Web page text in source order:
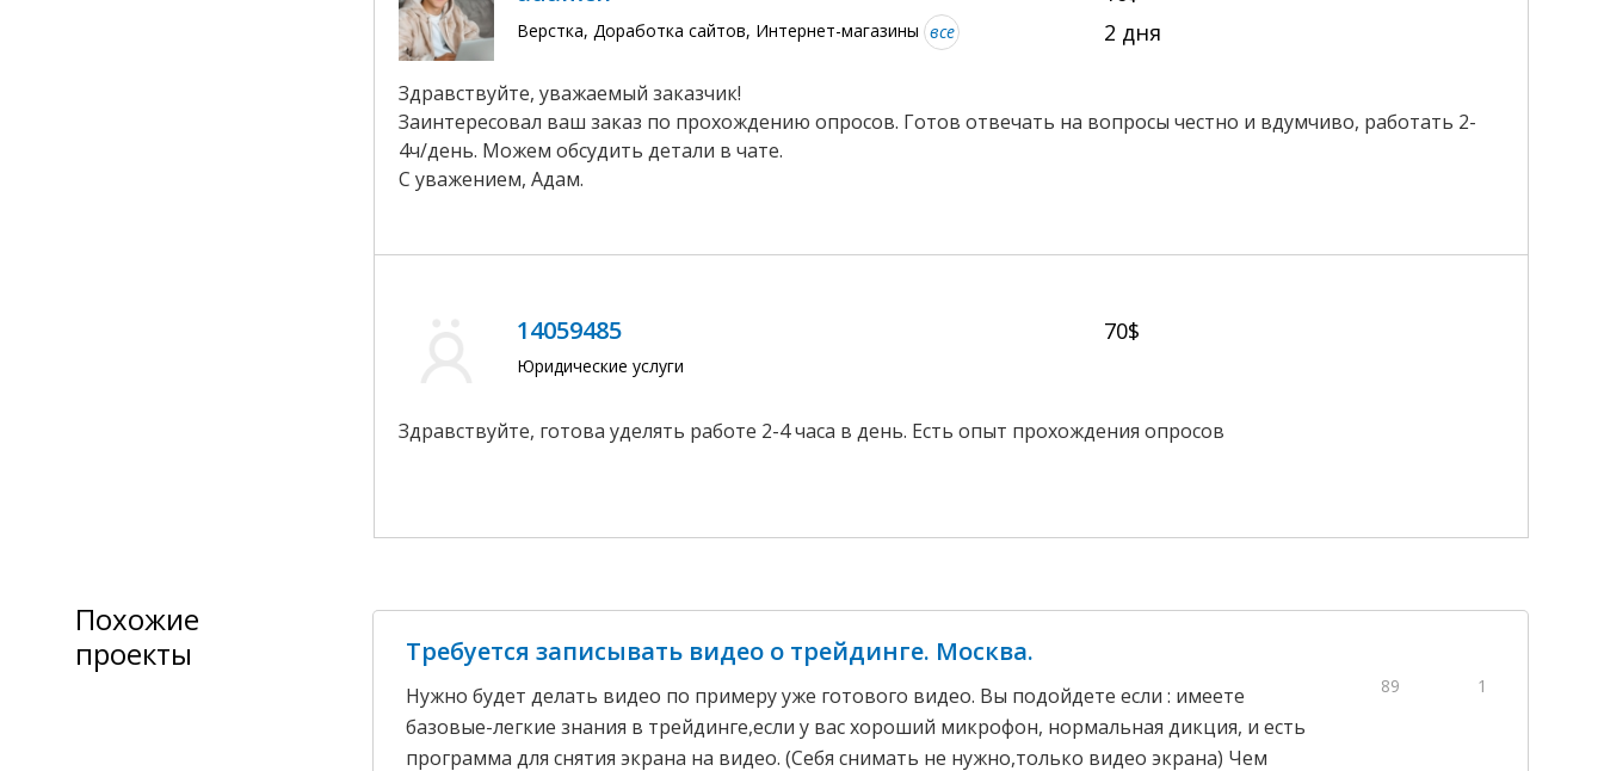
Верстка, Доработка сайтов, Интернет-магазины все
2 дня
Здравствуйте, уважаемый заказчик!
Заинтересовал ваш заказ по прохождению опросов. Готов отвечать на вопросы честно и вдумчиво, работать 2-
4ч/день. Можем обсудить детали в чате.
С уважением, Адам.
14059485
Юридические услуги
70$
Здравствуйте, готова уделять работе 2-4 часа в день. Есть опыт прохождения опросов
Похожие
проекты
89 1
Требуется записывать видео о трейдинге. Москва.
Нужно будет делать видео по примеру уже готового видео. Вы подойдете если : имеете
базовые-легкие знания в трейдинге,если у вас хороший микрофон, нормальная дикция, и есть
программа для снятия экрана на видео. (Себя снимать не нужно,только видео экрана) Чем